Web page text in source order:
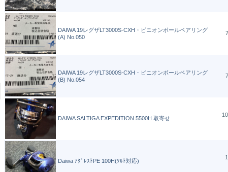
DAIWA 19レグザLT3000S-CXH・ピニオンボールベアリング
(A) No.050
DAIWA 19レグザLT3000S-CXH・ピニオンボールベアリング
(B) No.054
DAIWA SALTIGA EXPEDITION 5500H 取寄せ
Daiwa ｱｸﾞﾚｽﾄPE 100H(ｿﾙﾄ対応)